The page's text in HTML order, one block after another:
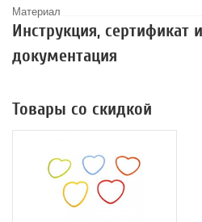
Материал
Инструкция, сертификат
документация
Товары со скидкой